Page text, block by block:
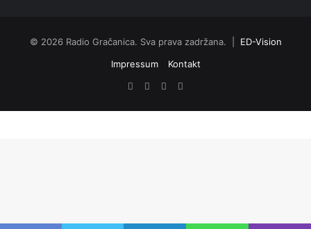
© 2026 Radio Gračanica. Sva prava zadržana. | ED-Vision
Impressum
Kontakt